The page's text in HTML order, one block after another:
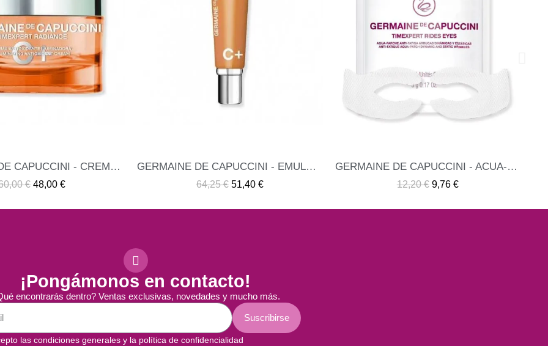
ME INTERESA GERMAINE DE CAPUCCINI - EMULSION ANTIOXIDANTE E ILUMINADORA TIMEXPERT RADIANCE C
64,25 € 51,40 €
ME INTERESA GERMAINE DE CAPUCCINI - ACUA-PARCHE ANTIFATIGA TIMEXPERT RIDES EYES 1 UNIDAD
12,20 € 9,76 €
ME INTERESA
¡Pongámonos en contacto!
encontrarás dentro? Ventas exclusivas, novedades y mucho más.
Suscribirse
las condiciones generales y la política de confidencialidad